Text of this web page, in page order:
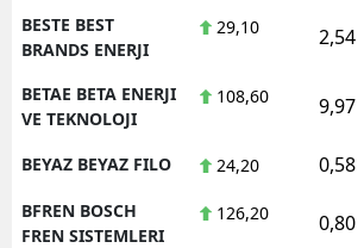
BESTE BEST
BRANDS ENERJI
29,10 2,54
BETAE BETA ENERJI
VE TEKNOLOJI
108,60 9,97
BEYAZ BEYAZ FILO 24,20 0,58
BFREN BOSCH
FREN SISTEMLERI
126,20 0,80